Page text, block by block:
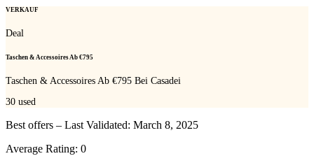
VERKAUF
Deal
Taschen & Accessoires Ab €795
Taschen & Accessoires Ab €795 Bei Casadei
30 used
Best offers – Last Validated: March 8, 2025
Average Rating: 0